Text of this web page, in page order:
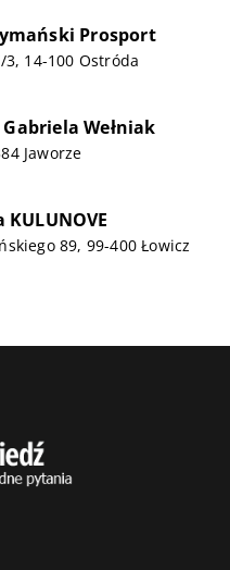
Prosport
14-100 Ostróda
Gabriela Wełniak
Jaworze
89, 99-400 Łowicz